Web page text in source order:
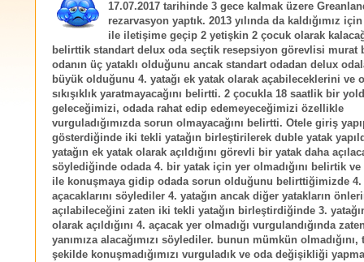
17.07.2017 tarihinde 3 gece kalmak üzere
rezarvasyon yaptık. 2013 yılında da kaldığımız
ile iletişime geçip 2 yetişkin 2 çocuk olarak
belirttik standart delux oda seçtik resepsiyon görevlisi murat
odanın üç yataklı olduğunu ancak standart odadan delux
büyük olduğunu 4. yatağı ek yatak olarak açabileceklerini ve
sıkışıklık yaratmayacağını belirtti. 2 çocukla 18 saatlik bir
geleceğimizi, odada rahat edip edemeyeceğimizi özellikle
vurguladığımızda sorun olmayacağını belirtti. Otele giriş
gösterdiğinde iki tekli yatağın birleştirilerek duble yatak
yatağın ek yatak olarak açıldığını görevli bir yatak daha
söylediğinde odada 4. bir yatak için yer olmadığını belirtik
ile konuşmaya gidip odada sorun olduğunu belirttiğimizde 4.
açacaklarını söylediler 4. yatağın ancak diğer yatakların
açılabileceğini zaten iki tekli yatağın birleştirdiğinde 3.
olarak açıldığını 4. açacak yer olmadığı vurgulandığında
yanımıza alacağımızı söylediler. bunun mümkün
şekilde konuşmadığımızı vurguladık ve oda değişikliği